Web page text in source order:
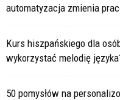
automatyzacja zmienia
Kurs hiszpańskiego dla
wykorzystać melodię
50 pomysłów na